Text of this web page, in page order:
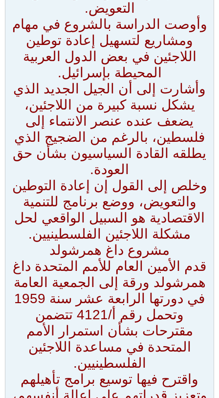
التعويض.
وأوصت الدراسة بالشروع في مهام
ومشاريع لتسهيل إعادة توطين
اللاجئين في بعض الدول العربية
المحيطة بإسرائيل.
وأشارت إلى أن الجيل الجديد الذي
يشكل نسبة كبيرة من اللاجئين،
يضعف عنده عنصر الانتماء إلى
فلسطين، بالرغم من الضجيج الذي
يطلقه القادة السياسيون بشأن حق
العودة.
وخلص إلى القول إن إعادة التوطين
والتعويض، ووضع برنامج للتنمية
الاقتصادية هو السبيل الواقعي لحل
مشكلة اللاجئين الفلسطينيين.
مشروع داغ همرشولد
قدم الأمين العام للأمم المتحدة داغ
همرشولد ورقة إلى الجمعية العامة
في دورتها الرابعة عشر سنة 1959
وتحمل رقم أ/4121 تتضمن
مقترحات بشأن استمرار الأمم
المتحدة في مساعدة اللاجئين
الفلسطينيين.
واقترح فيها توسيع برامج تأهيلهم